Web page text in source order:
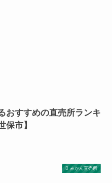
おすすめの直売所ランキ
保市】
みかん直売所